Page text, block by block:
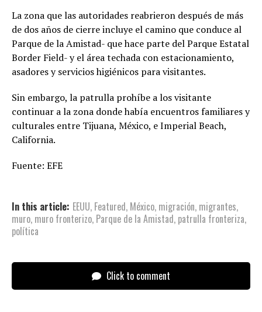
La zona que las autoridades reabrieron después de más
de dos años de cierre incluye el camino que conduce al
Parque de la Amistad- que hace parte del Parque Estatal
Border Field- y el área techada con estacionamiento,
asadores y servicios higiénicos para visitantes.
Sin embargo, la patrulla prohíbe a los visitante
continuar a la zona donde había encuentros familiares y
culturales entre Tijuana, México, e Imperial Beach,
California.
Fuente: EFE
In this article: EEUU, Featured, México, migración, migrantes,
muro, muro fronterizo, Parque de la Amistad, patrulla fronteriza,
política
Click to comment